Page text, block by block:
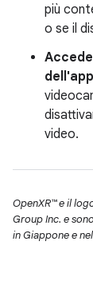
più
o se il
dell'app
video.
OpenXR™ e il
Group Inc. e
in Giappone e